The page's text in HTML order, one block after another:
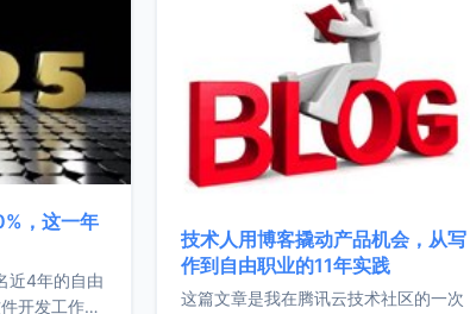
，这一年
近4年的自由
开发工作。
技术人用博客撬动产品机会，从写
作到自由职业的11年实践
这篇文章是我在腾讯云技术社区的一次